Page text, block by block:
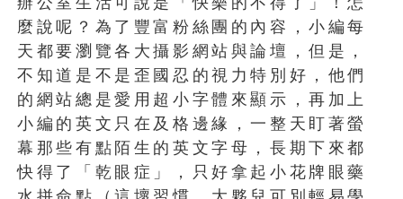
麼說呢？為了豐富粉絲團的內容，小編每
天都要瀏覽各大攝影網站與論壇，但是，
不知道是不是歪國忍的視力特別好，他們
的網站總是愛用超小字體來顯示，再加上
小編的英文只在及格邊緣，一整天盯著螢
幕那些有點陌生的英文字母，長期下來都
快得了「乾眼症」，只好拿起小花牌眼藥